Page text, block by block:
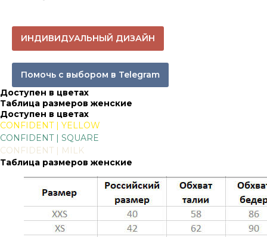
ИНДИВИДУАЛЬНЫЙ ДИЗАЙН
Помочь с выбором в Telegram
Доступен в цветах
Таблица размеров женские
Доступен в цветах
CONFIDENT | YELLOW
CONFIDENT | SQUARE
CONFIDENT | MILK
Таблица размеров женские